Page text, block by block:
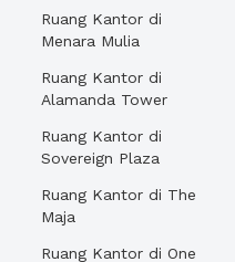
Ruang Kantor di
Menara Mulia
Ruang Kantor di
Alamanda Tower
Ruang Kantor di
Sovereign Plaza
Ruang Kantor di The
Maja
Ruang Kantor di One